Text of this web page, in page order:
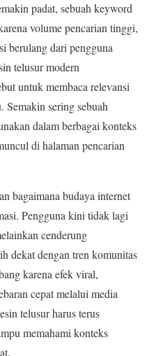
padat, sebuah keyword
volume pencarian tinggi,
berulang dari pengguna
telusur modern
untuk membaca relevansi
Semakin sering sebuah
dalam berbagai konteks
di halaman pencarian
bagaimana budaya internet
Pengguna kini tidak lagi
cenderung
dekat dengan tren komunitas
karena efek viral,
cepat melalui media
telusur harus terus
memahami konteks